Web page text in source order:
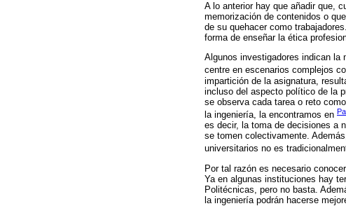
A lo anterior hay que añadir que,
memorización de contenidos o
de su quehacer como
forma de enseñar la ética
Algunos investigadores indican la
centre en escenarios complejos
impartición de la asignatura,
incluso del aspecto político de la
se observa cada tarea o reto
la ingeniería, la encontramos en
es decir, la toma de decisiones a
se tomen colectivamente.
universitarios no es
Por tal razón es necesario
Ya en algunas instituciones hay
Politécnicas, pero no basta.
la ingeniería podrán hacerse